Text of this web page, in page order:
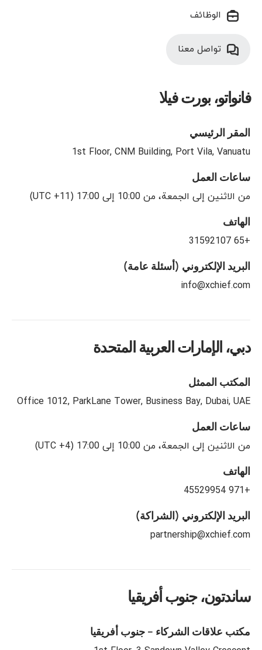
الوظائف
تواصل معنا
فانواتو، بورت فيلا
المقر الرئيسي
1st Floor, CNM Building, Port Vila, Vanuatu
ساعات العمل
من الاثنين إلى الجمعة، من 10:00 إلى 17:00 (UTC +11)
الهاتف
+65 31592107
البريد الإلكتروني (أسئلة عامة)
info@xchief.com
دبي، الإمارات العربية المتحدة
المكتب الممثل
Office 1012, ParkLane Tower, Business Bay, Dubai, UAE
ساعات العمل
من الاثنين إلى الجمعة، من 10:00 إلى 17:00 (UTC +4)
الهاتف
+971 45529954
البريد الإلكتروني (الشراكة)
partnership@xchief.com
ساندتون، جنوب أفريقيا
مكتب علاقات الشركاء – جنوب أفريقيا